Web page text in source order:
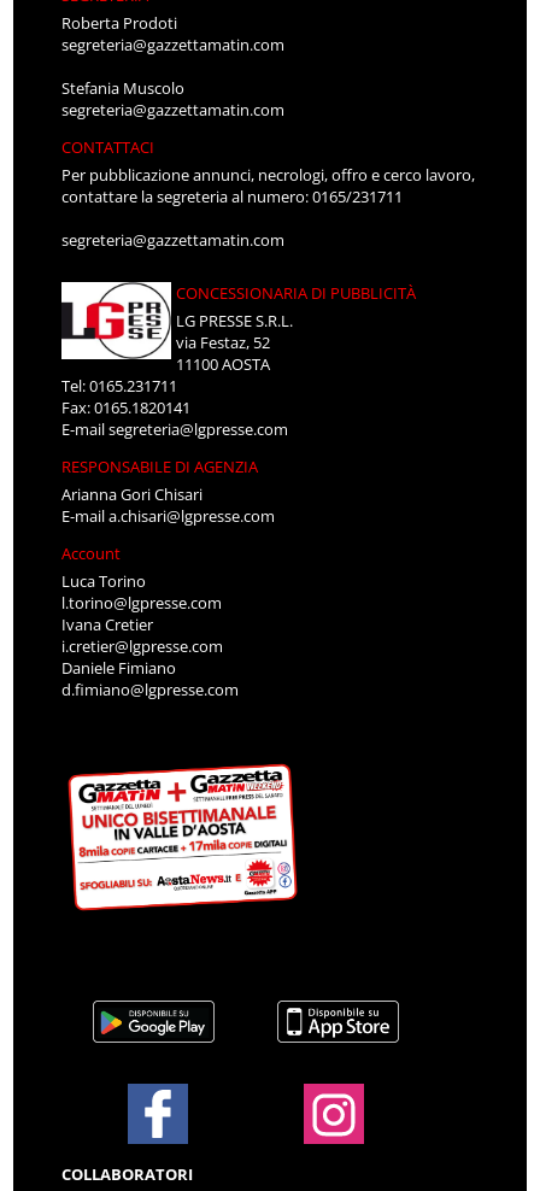
Roberta Prodoti
segreteria@gazzettamatin.com
Stefania Muscolo
segreteria@gazzettamatin.com
CONTATTACI
Per pubblicazione annunci, necrologi, offro e cerco lavoro,
contattare la segreteria al numero: 0165/231711
segreteria@gazzettamatin.com
CONCESSIONARIA DI PUBBLICITÀ
LG PRESSE S.R.L.
via Festaz, 52
11100 AOSTA
Tel: 0165.231711
Fax: 0165.1820141
E-mailsegreteria@lgpresse.com
RESPONSABILE DI AGENZIA
Arianna Gori Chisari
E-maila.chisari@lgpresse.com
Account
Luca Torino
l.torino@lgpresse.com
Ivana Cretier
i.cretier@lgpresse.com
Daniele Fimiano
d.fimiano@lgpresse.com
COLLABORATORI